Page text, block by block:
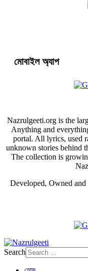
মোবাইল অ্যাপ
Nazrulgeeti.org is the
Anything and
portal. All lyrics, used
unknown stories behind
The collection is
Developed, Owned
Search